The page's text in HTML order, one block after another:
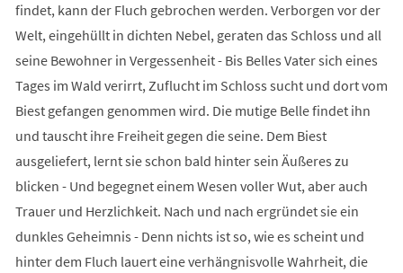
findet, kann der Fluch gebrochen werden. Verborgen vor der
Welt, eingehüllt in dichten Nebel, geraten das Schloss und all
seine Bewohner in Vergessenheit - Bis Belles Vater sich eines
Tages im Wald verirrt, Zuflucht im Schloss sucht und dort vom
Biest gefangen genommen wird. Die mutige Belle findet ihn
und tauscht ihre Freiheit gegen die seine. Dem Biest
ausgeliefert, lernt sie schon bald hinter sein Äußeres zu
blicken - Und begegnet einem Wesen voller Wut, aber auch
Trauer und Herzlichkeit. Nach und nach ergründet sie ein
dunkles Geheimnis - Denn nichts ist so, wie es scheint und
hinter dem Fluch lauert eine verhängnisvolle Wahrheit, die